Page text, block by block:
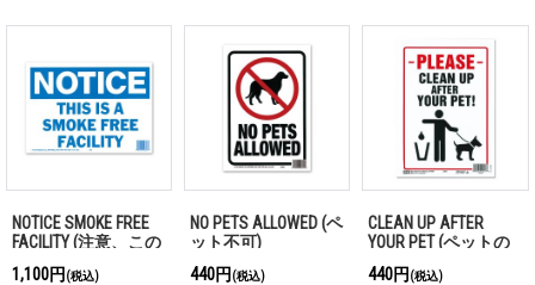
NOTICE SMOKE FREE
FACILITY (注意、この
1,100円 (税込)
NO PETS ALLOWED (ペ
ット不可)
440円 (税込)
CLEAN UP AFTER
YOUR PET (ペットの
440円 (税込)